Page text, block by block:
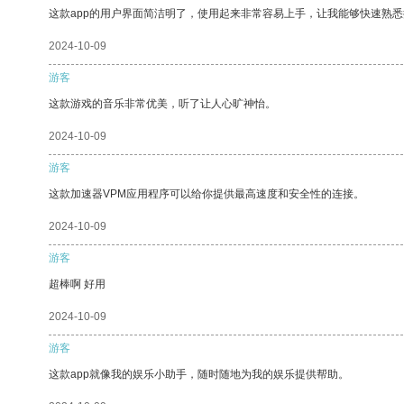
这款app的用户界面简洁明了，使用起来非常容易上手，让我能够快速熟
2024-10-09
游客
这款游戏的音乐非常优美，听了让人心旷神怡。
2024-10-09
游客
这款加速器VPM应用程序可以给你提供最高速度和安全性的连接。
2024-10-09
游客
超棒啊 好用
2024-10-09
游客
这款app就像我的娱乐小助手，随时随地为我的娱乐提供帮助。